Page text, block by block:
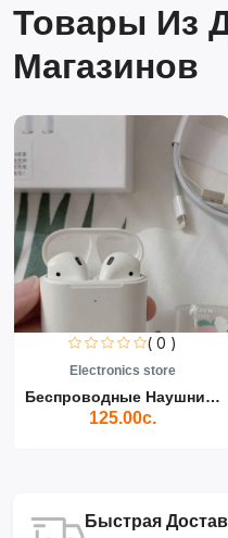
Товары Из
Магазинов
( 0 )
Electronics store
Беспроводные Наушники Air...
125.00с.
Быстрая